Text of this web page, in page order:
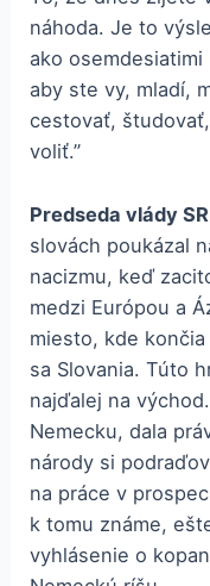
náhoda. Je to
ako
aby ste vy, mladí,
cestovať,
voliť.”
Predseda vlády
slovách poukázal
nacizmu, keď
medzi Európou a
miesto, kde
sa Slovania. Túto
najďalej na
Nemecku, dala
národy si
na práce v
k tomu známe,
vyhlásenie o